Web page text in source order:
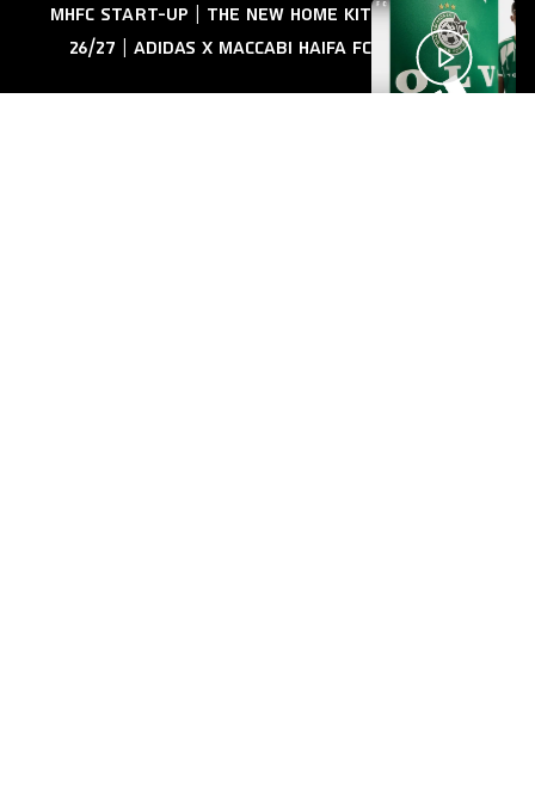
MHFC START-UP | The new home kit
26/27 | adidas x Maccabi Haifa FC